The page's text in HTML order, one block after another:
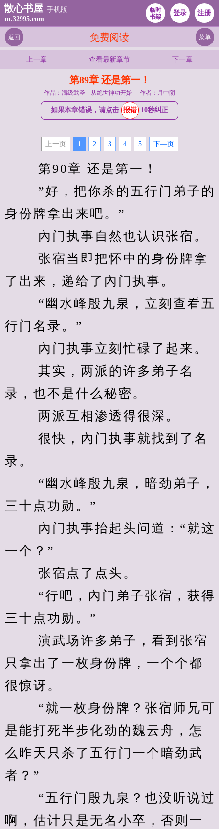
散心书屋 手机版
m.32995.com
临时
书架
登录 注册
免费阅读
返回 菜单
上一章 查看最新章节 下一章
第89章 还是第一！
作品：满级武圣：从绝世神功开始 作者：月中阴
如果本章错误，请点击 报错 10秒纠正
上一页 1 2 3 4 5 下—页
第90章 还是第一！
”好，把你杀的五行门弟子的
身份牌拿出来吧。”
內门执事自然也认识张宿。
张宿当即把怀中的身份牌拿
了出来，递给了內门执事。
“幽水峰殷九泉，立刻查看五
行门名录。”
內门执事立刻忙碌了起来。
其实，两派的许多弟子名
录，也不是什么秘密。
两派互相渗透得很深。
很快，內门执事就找到了名
录。
“幽水峰殷九泉，暗劲弟子，
三十点功勋。”
內门执事抬起头问道：“就这
一个？”
张宿点了点头。
“行吧，內门弟子张宿，获得
三十点功勋。”
演武场许多弟子，看到张宿
只拿出了一枚身份牌，一个个都
很惊讶。
“就一枚身份牌？张宿师兄可
是能打死半步化劲的魏云舟，怎
么昨天只杀了五行门一个暗劲武
者？”
“五行门殷九泉？也没听说过
啊，估计只是无名小卒，否则一